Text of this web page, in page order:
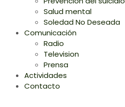
Salud mental
Soledad No Deseada
Comunicación
Radio
Television
Prensa
Actividades
Contacto